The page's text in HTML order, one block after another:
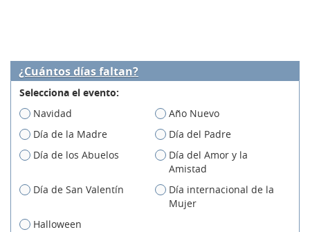
¿Cuántos días faltan?
Selecciona el evento:
Navidad
Año Nuevo
Día de la Madre
Día del Padre
Día de los Abuelos
Día del Amor y la
Amistad
Día de San Valentín
Día internacional de la
Mujer
Halloween